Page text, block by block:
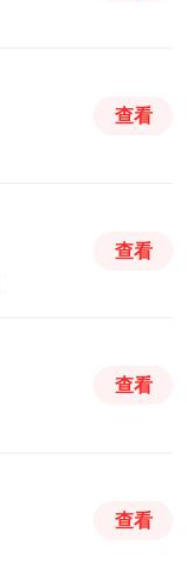
查看
查看
查看
查看